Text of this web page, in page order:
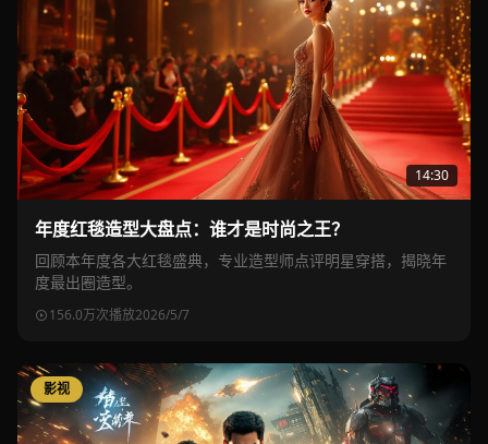
14:30
年度红毯造型大盘点：谁才是时尚之王？
回顾本年度各大红毯盛典，专业造型师点评明星穿搭，揭晓年
度最出圈造型。
156.0万次播放2026/5/7
影视